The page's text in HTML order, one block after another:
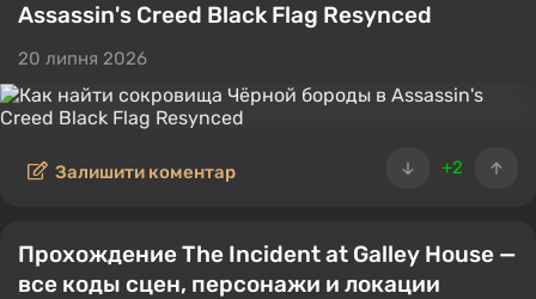
Assassin's Creed Black Flag Resynced
20 липня 2026
+2
Залишити коментар
Прохождение The Incident at Galley House —
все коды сцен, персонажи и локации